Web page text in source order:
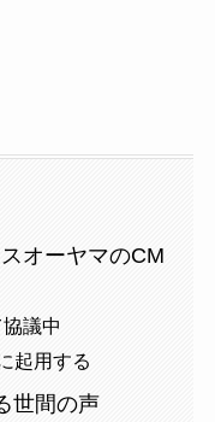
オーヤマのCM
議中
起用する
世間の声